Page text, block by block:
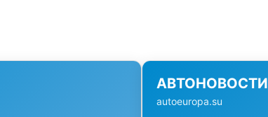
АВТОНОВОСТИ
autoeuropa.su